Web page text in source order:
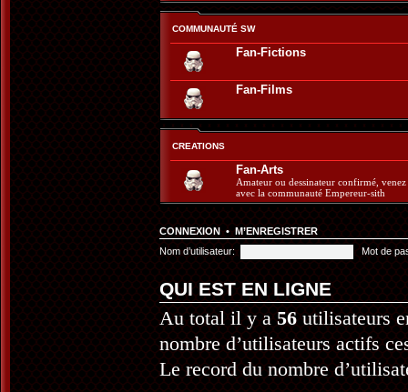
COMMUNAUTÉ SW
Fan-Fictions
Fan-Films
CREATIONS
Fan-Arts
Amateur ou dessinateur confirmé,
avec la communauté Empereur-sith
CONNEXION • M’ENREGISTRER
Nom d’utilisateur:
Mot de
QUI EST EN LIGNE
Au total il y a 56 utilisateurs
nombre d’utilisateurs actifs
Le record du nombre